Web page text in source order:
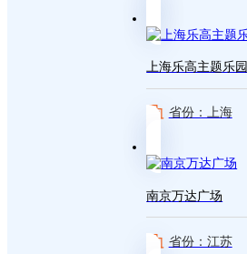
上海乐高主题乐园
省份：上海
南京万达广场
省份：江苏